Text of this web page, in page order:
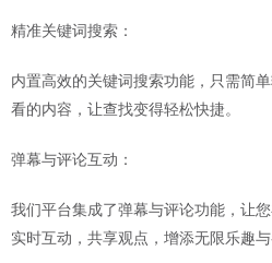
精准关键词搜索：
内置高效的关键词搜索功能，只需简
看的内容，让查找变得轻松快捷。
弹幕与评论互动：
我们平台集成了弹幕与评论功能，让
实时互动，共享观点，增添无限乐趣与